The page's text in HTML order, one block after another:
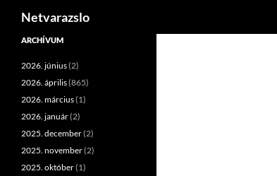
Kilépés
Netvarazslo
ARCHÍVUM
2026. június(2)
2026. április(865)
2026. március(1)
2026. január(2)
2025. december(2)
2025. november(2)
2025. október(1)